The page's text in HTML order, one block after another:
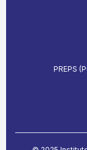
PREPS